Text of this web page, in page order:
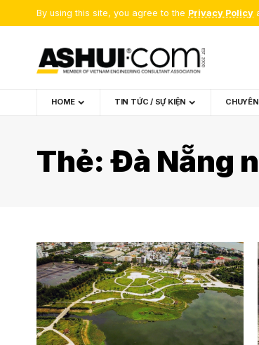
By using this site, you agree to the Privacy Policy
HOME TIN TỨC / SỰ KIỆN
Thẻ: Đà Nẵng